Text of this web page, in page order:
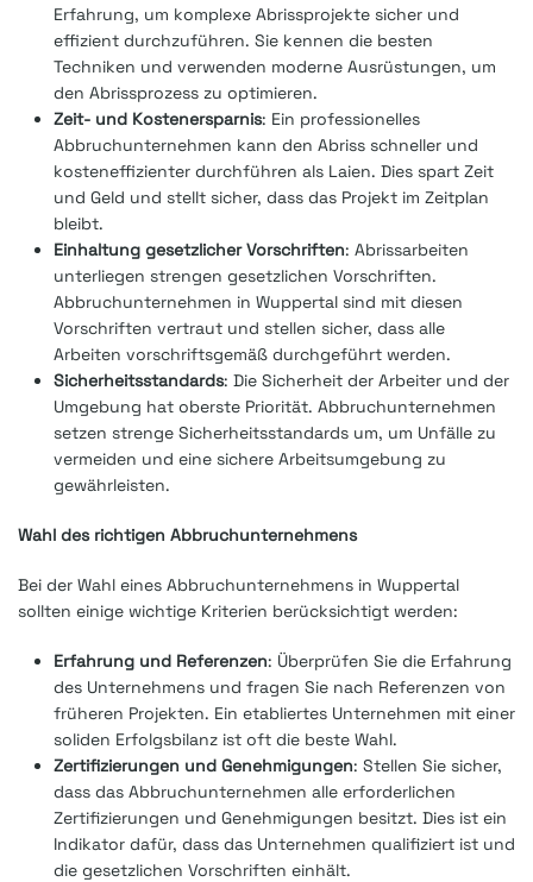
Erfahrung, um komplexe Abrissprojekte sicher und
effizient durchzuführen. Sie kennen die besten
Techniken und verwenden moderne Ausrüstungen, um
den Abrissprozess zu optimieren.
Zeit- und Kostenersparnis: Ein professionelles
Abbruchunternehmen kann den Abriss schneller und
kosteneffizienter durchführen als Laien. Dies spart Zeit
und Geld und stellt sicher, dass das Projekt im Zeitplan
bleibt.
Einhaltung gesetzlicher Vorschriften: Abrissarbeiten
unterliegen strengen gesetzlichen Vorschriften.
Abbruchunternehmen in Wuppertal sind mit diesen
Vorschriften vertraut und stellen sicher, dass alle
Arbeiten vorschriftsgemäß durchgeführt werden.
Sicherheitsstandards: Die Sicherheit der Arbeiter und der
Umgebung hat oberste Priorität. Abbruchunternehmen
setzen strenge Sicherheitsstandards um, um Unfälle zu
vermeiden und eine sichere Arbeitsumgebung zu
gewährleisten.
Wahl des richtigen Abbruchunternehmens
Bei der Wahl eines Abbruchunternehmens in Wuppertal
sollten einige wichtige Kriterien berücksichtigt werden:
Erfahrung und Referenzen: Überprüfen Sie die Erfahrung
des Unternehmens und fragen Sie nach Referenzen von
früheren Projekten. Ein etabliertes Unternehmen mit einer
soliden Erfolgsbilanz ist oft die beste Wahl.
Zertifizierungen und Genehmigungen: Stellen Sie sicher,
dass das Abbruchunternehmen alle erforderlichen
Zertifizierungen und Genehmigungen besitzt. Dies ist ein
Indikator dafür, dass das Unternehmen qualifiziert ist und
die gesetzlichen Vorschriften einhält.